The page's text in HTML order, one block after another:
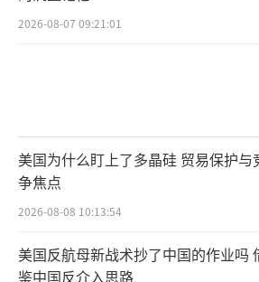
2026-08-07 09:21:01
美国为什么盯上了多晶硅 贸易保护与
争焦点
2026-08-08 10:13:54
美国反航母新战术抄了中国的作业吗
鉴中国反介入思路